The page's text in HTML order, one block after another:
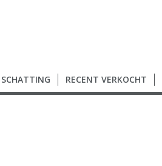
SCHATTING RECENT VERKOCHT